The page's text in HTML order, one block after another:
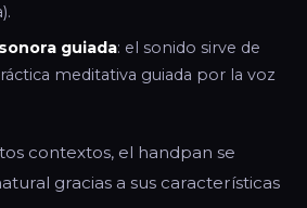
guiada: el sonido sirve de
meditativa guiada por la voz
contextos, el handpan se
gracias a sus características